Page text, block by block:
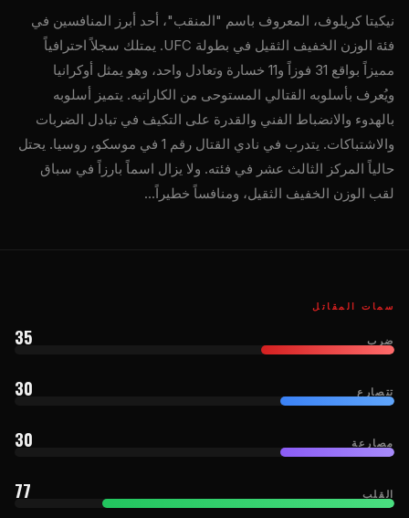
نيكيتا كريلوف، المعروف باسم "المنقب"، أحد أبرز المنافسين في
فئة الوزن الخفيف الثقيل في بطولة UFC. يمتلك سجلاً احترافياً
مميزاً بواقع 31 فوزاً و11 خسارة وتعادل واحد، وهو يمثل أوكرانيا
ويُعرف بأسلوبه القتالي المستوحى من الكاراتيه. يتميز أسلوبه
بالهدوء والانضباط الفني والقدرة على التكيف في تبادل الضربات
والاشتباكات. يتدرب في نادي القتال رقم 1 في موسكو، روسيا. يحتل
حالياً المركز الثالث عشر في فئته. ولا يزال اسماً بارزاً في سباق
لقب الوزن الخفيف الثقيل، ومنافساً خطيراً...
سمات المقاتل
ضرب 35
تتصارع 30
مصارعة 30
القلب 77